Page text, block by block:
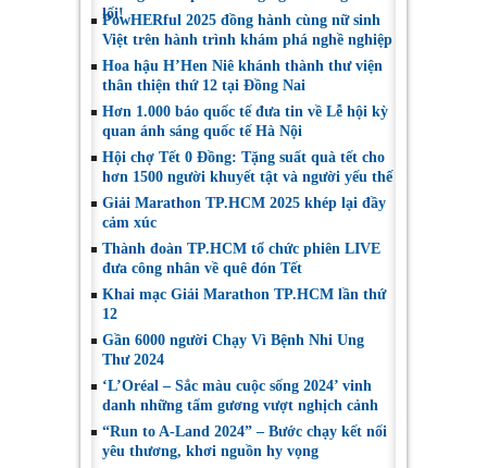
lối!
PowHERful 2025 đồng hành cùng nữ sinh
Việt trên hành trình khám phá nghề nghiệp
Hoa hậu H’Hen Niê khánh thành thư viện
thân thiện thứ 12 tại Đồng Nai
Hơn 1.000 báo quốc tế đưa tin về Lễ hội kỳ
quan ánh sáng quốc tế Hà Nội
Hội chợ Tết 0 Đồng: Tặng suất quà tết cho
hơn 1500 người khuyết tật và người yếu thế
Giải Marathon TP.HCM 2025 khép lại đầy
cảm xúc
Thành đoàn TP.HCM tổ chức phiên LIVE
đưa công nhân về quê đón Tết
Khai mạc Giải Marathon TP.HCM lần thứ
12
Gần 6000 người Chạy Vì Bệnh Nhi Ung
Thư 2024
‘L’Oréal – Sắc màu cuộc sống 2024’ vinh
danh những tấm gương vượt nghịch cảnh
“Run to A-Land 2024” – Bước chạy kết nối
yêu thương, khơi nguồn hy vọng